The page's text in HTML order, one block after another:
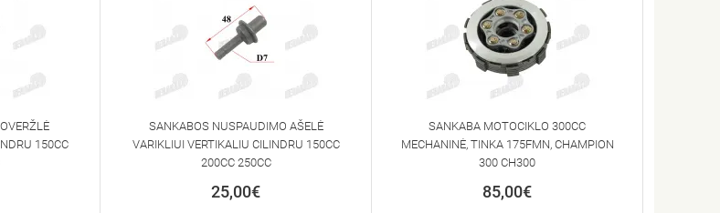
150CC
SANKABOS NUSPAUDIMO AŠELĖ
VARIKLIUI VERTIKALIU CILINDRU 150CC
200CC 250CC
25,00€
SANKABA MOTOCIKLO 300CC
MECHANINĖ, TINKA 175FMN, CHAMPION
300 CH300
85,00€